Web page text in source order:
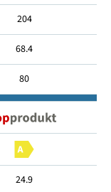
204
68.4
80
24.9